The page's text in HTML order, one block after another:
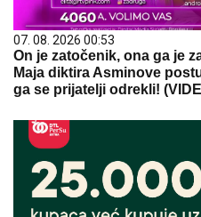
07. 08. 2026 00:53
On je zatočenik, ona ga je
Maja diktira Asminove
ga se prijatelji odrekli!